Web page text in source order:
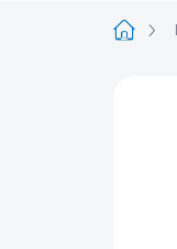
Domů